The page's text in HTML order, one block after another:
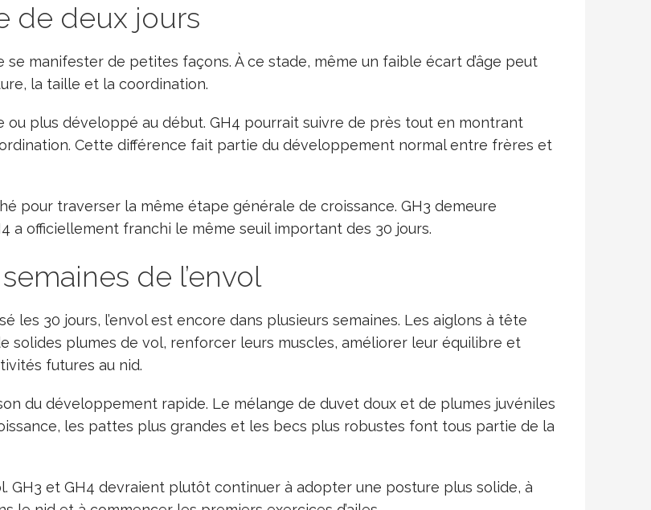
de deux jours
se manifester de petites façons. À ce stade, même un faible écart d’âge peut
la taille et la coordination.
plus développé au début. GH4 pourrait suivre de près tout en montrant
Cette différence fait partie du développement normal entre frères et
pour traverser la même étape générale de croissance. GH3 demeure
a officiellement franchi le même seuil important des 30 jours.
de l’envol
les 30 jours, l’envol est encore dans plusieurs semaines. Les aiglons à tête
solides plumes de vol, renforcer leurs muscles, améliorer leur équilibre et
futures au nid.
du développement rapide. Le mélange de duvet doux et de plumes juvéniles
les pattes plus grandes et les becs plus robustes font tous partie de la
GH3 et GH4 devraient plutôt continuer à adopter une posture plus solide, à